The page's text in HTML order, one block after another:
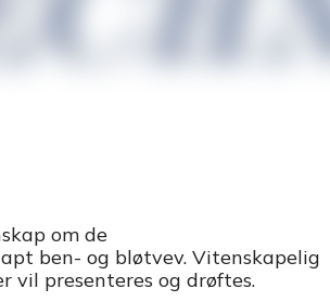
om de
ben- og bløtvev. Vitenskapelig
vil presenteres og drøftes.